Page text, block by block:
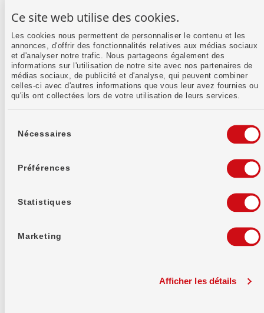
Ce site web utilise des cookies.
Les cookies nous permettent de personnaliser le contenu et les
annonces, d'offrir des fonctionnalités relatives aux médias sociaux
et d'analyser notre trafic. Nous partageons également des
informations sur l'utilisation de notre site avec nos partenaires de
médias sociaux, de publicité et d'analyse, qui peuvent combiner
celles-ci avec d'autres informations que vous leur avez fournies ou
qu'ils ont collectées lors de votre utilisation de leurs services.
Nécessaires
Préférences
Statistiques
Marketing
Afficher les détails
Tu as certainement déjà entendu parler des bons
de participation de la Banque WIR. Mais que se
cache-t-il exactement derrière ce produit? Quels
avantages offrent ces titres, et en quoi se
distinguent-ils réellement des parts sociales?
Écrit par :
Rebecca Reif